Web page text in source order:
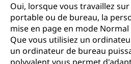
Oui, lorsque vous travaillez
portable ou de bureau, la
mise en page en mode
Que vous utilisiez un
un ordinateur de bureau